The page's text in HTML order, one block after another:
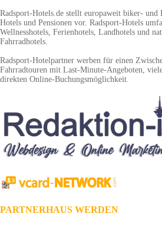
Radsport-Hotels.de stellt europaweit biker- und
Hotels und Pensionen vor. Radsport-Hotels
Wellnesshotels, Ferienhotels, Landhotels und
Fahrradhotels.
Radsport-Hotelpartner werben für einen
Fahrradtouren mit Last-Minute-Angeboten,
direkten Online-Buchungsmöglichkeit.
PARTNERHAUS WERDEN